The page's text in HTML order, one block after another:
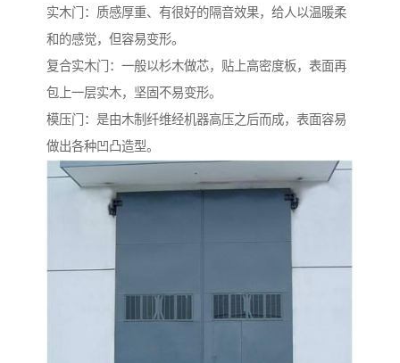
实木门：质感厚重、有很好的隔音效果，给人以温暖柔
和的感觉，但容易变形。
复合实木门：一般以杉木做芯，贴上高密度板，表面再
包上一层实木，坚固不易变形。
模压门：是由木制纤维经机器高压之后而成，表面容易
做出各种凹凸造型。